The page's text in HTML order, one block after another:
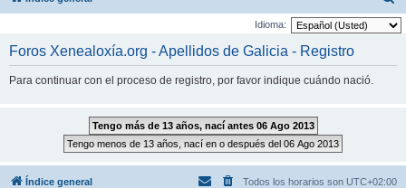
u
Idioma:
Foros Xenealoxía.org - Apellidos de Galicia - Registro
Para continuar con el proceso de registro, por favor indique cuándo nació.
Índice general Todos los horarios son UTC+02:00